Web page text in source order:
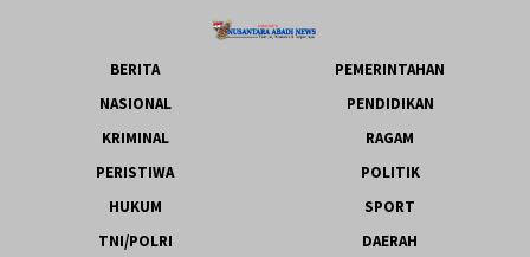
BERITA
PEMERINTAHAN
NASIONAL
PENDIDIKAN
KRIMINAL
RAGAM
PERISTIWA
POLITIK
HUKUM
SPORT
TNI/POLRI
DAERAH